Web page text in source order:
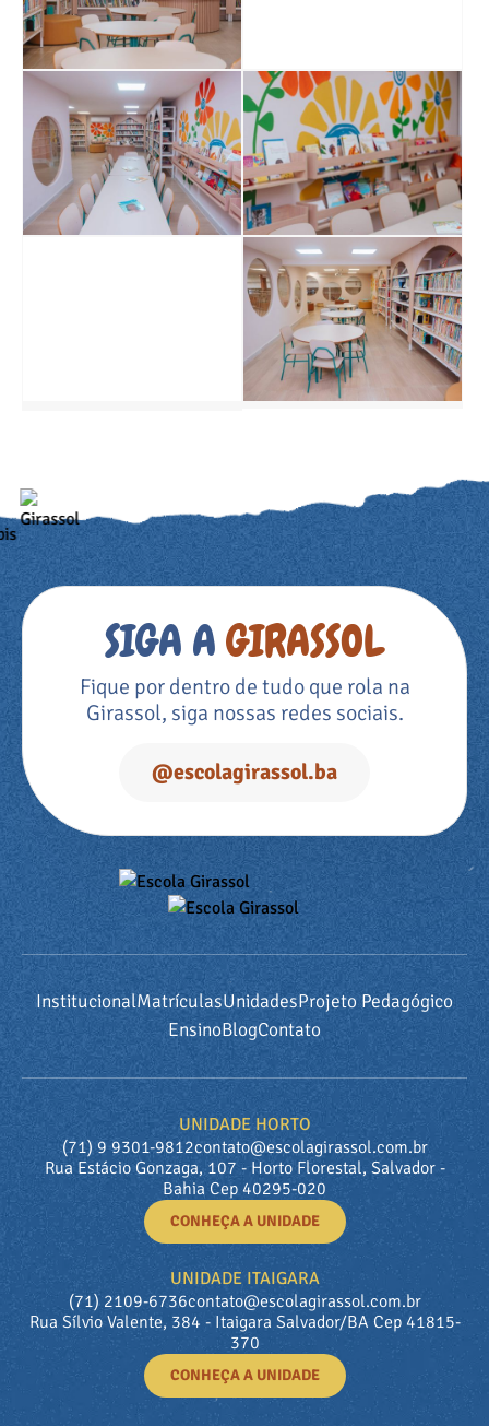
SIGA AGIRASSOL
Fique por dentro de tudo que rola na
Girassol, siga nossas redes sociais.
@escolagirassol.ba
InstitucionalMatrículasUnidadesProjeto Pedagógico
EnsinoBlogContato
UNIDADE HORTO
(71) 9 9301-9812contato@escolagirassol.com.br
Rua Estácio Gonzaga, 107 - Horto Florestal, Salvador -
Bahia Cep 40295-020
CONHEÇA A UNIDADE
UNIDADE ITAIGARA
(71) 2109-6736contato@escolagirassol.com.br
Rua Sílvio Valente, 384 - Itaigara Salvador/BA Cep 41815-
370
CONHEÇA A UNIDADE